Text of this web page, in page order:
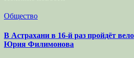
Общество
В Астрахани в 16-й раз пройдёт
Юрия Филимонова